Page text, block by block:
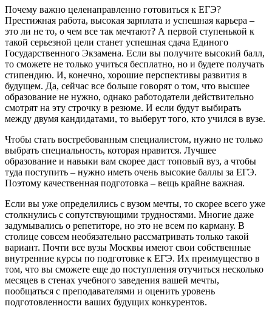
Почему важно целенаправленно готовиться к ЕГЭ?
Престижная работа, высокая зарплата и успешная карьера –
это ли не то, о чем все так мечтают? А первой ступенькой к
такой серьезной цели станет успешная сдача Единого
Государственного Экзамена. Если вы получите высокий балл,
то сможете не только учиться бесплатно, но и будете получать
стипендию. И, конечно, хорошие перспективы развития в
будущем. Да, сейчас все больше говорят о том, что высшее
образование не нужно, однако работодатели действительно
смотрят на эту строчку в резюме. И если будут выбирать
между двумя кандидатами, то выберут того, кто учился в вузе.
Чтобы стать востребованным специалистом, нужно не только
выбрать специальность, которая нравится. Лучшее
образование и навыки вам скорее даст топовый вуз, а чтобы
туда поступить – нужно иметь очень высокие баллы за ЕГЭ.
Поэтому качественная подготовка – вещь крайне важная.
Если вы уже определились с вузом мечты, то скорее всего уже
столкнулись с сопутствующими трудностями. Многие даже
задумывались о репетиторе, но это не всем по карману. В
столице совсем необязательно рассматривать только такой
вариант. Почти все вузы Москвы имеют свои собственные
внутренние курсы по подготовке к ЕГЭ. Их преимущество в
том, что вы сможете еще до поступления отучиться несколько
месяцев в стенах учебного заведения вашей мечты,
пообщаться с преподавателями и оценить уровень
подготовленности ваших будущих конкурентов.